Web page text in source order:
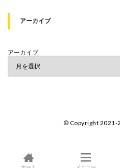
アーカイブ
アーカイブ
© Copyright 2021-